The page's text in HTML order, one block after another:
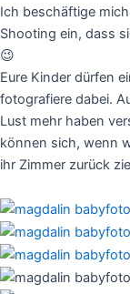
Ich beschäftige
Shooting ein, dass
😉
Eure Kinder dürfen
fotografiere dabei.
Lust mehr haben
können sich, wenn
ihr Zimmer zurück